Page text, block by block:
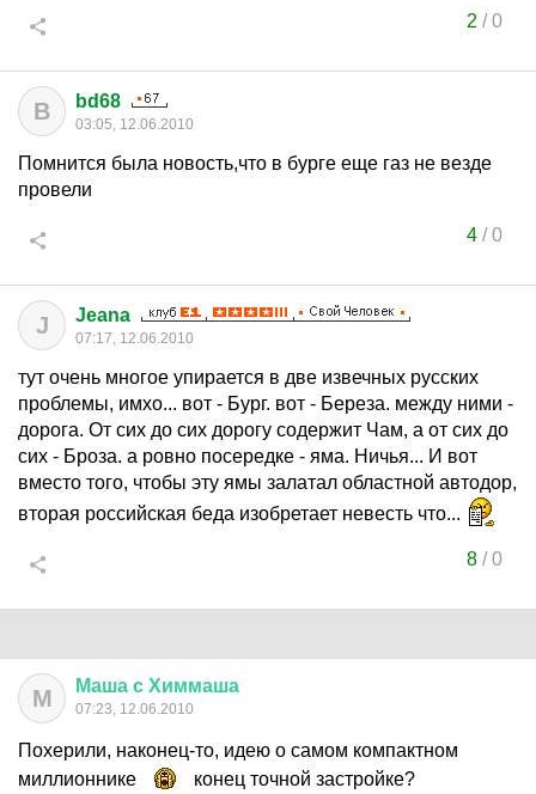
2 /0
B bd68
03:05, 12.06.2010
Помнится была новость,что в бурге еще газ не везде
провели
4/0
J Jeana
07:17, 12.06.2010
тут очень многое упирается в две извечных русских
проблемы, имхо... вот - Бург. вот - Береза. между ними -
дорога. От сих до сих дорогу содержит Чам, а от сих до
сих - Броза. а ровно посередке - яма. Ничья... И вот
вместо того, чтобы эту ямы залатал областной автодор,
вторая российская беда изобретает невесть что...
8/0
М Маша с Химмаша
07:23, 12.06.2010
Похерили, наконец-то, идею о самом компактном
миллионнике
конец точной застройке?